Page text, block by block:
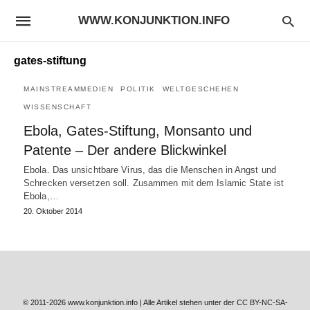
WWW.KONJUNKTION.INFO
gates-stiftung
MAINSTREAMMEDIEN POLITIK WELTGESCHEHEN
WISSENSCHAFT
Ebola, Gates-Stiftung, Monsanto und
Patente – Der andere Blickwinkel
Ebola. Das unsichtbare Virus, das die Menschen in Angst und
Schrecken versetzen soll. Zusammen mit dem Islamic State ist
Ebola,…
20. Oktober 2014
© 2011-2026 www.konjunktion.info | Alle Artikel stehen unter der CC BY-NC-SA-